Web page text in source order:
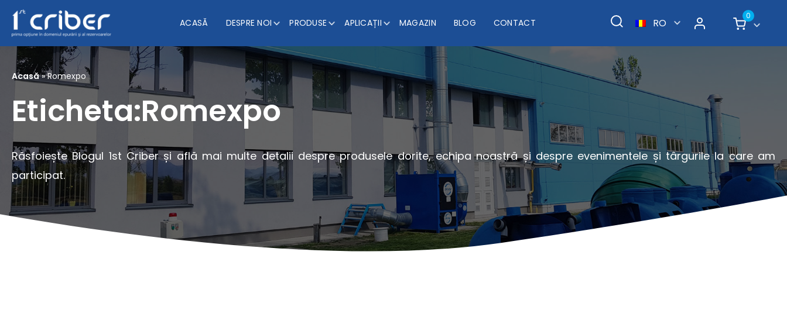
ACASĂ DESPRE NOI PRODUSE APLICAȚII MAGAZIN BLOG CONTACT RO
0
Acasă»Romexpo
Eticheta:Romexpo
Răsfoiește Blogul 1st Criber și află mai multe detalii despre produsele dorite, echipa noastră și despre evenimentele și târgurile la care am
participat.